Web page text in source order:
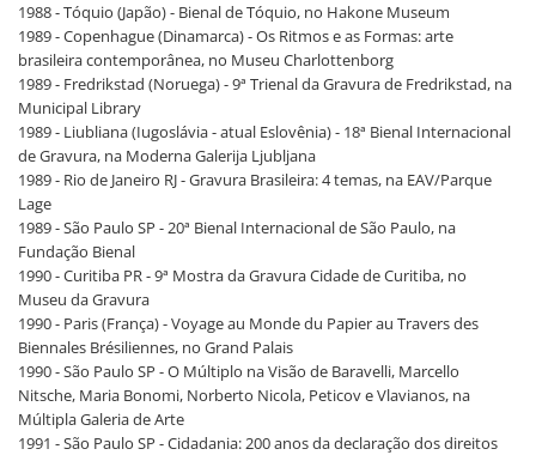
1988 - Tóquio (Japão) - Bienal de Tóquio, no Hakone Museum
1989 - Copenhague (Dinamarca) - Os Ritmos e as Formas: arte
brasileira contemporânea, no Museu Charlottenborg
1989 - Fredrikstad (Noruega) - 9ª Trienal da Gravura de Fredrikstad, na
Municipal Library
1989 - Liubliana (Iugoslávia - atual Eslovênia) - 18ª Bienal Internacional
de Gravura, na Moderna Galerija Ljubljana
1989 - Rio de Janeiro RJ - Gravura Brasileira: 4 temas, na EAV/Parque
Lage
1989 - São Paulo SP - 20ª Bienal Internacional de São Paulo, na
Fundação Bienal
1990 - Curitiba PR - 9ª Mostra da Gravura Cidade de Curitiba, no
Museu da Gravura
1990 - Paris (França) - Voyage au Monde du Papier au Travers des
Biennales Brésiliennes, no Grand Palais
1990 - São Paulo SP - O Múltiplo na Visão de Baravelli, Marcello
Nitsche, Maria Bonomi, Norberto Nicola, Peticov e Vlavianos, na
Múltipla Galeria de Arte
1991 - São Paulo SP - Cidadania: 200 anos da declaração dos direitos